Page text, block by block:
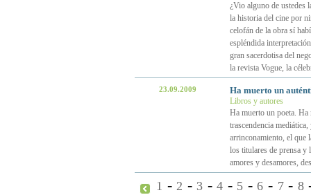
¿Vio alguno de ustedes
la historia del cine por
celofán de la obra sí
espléndida
gran sacerdotisa del
la revista Vogue, la
23.09.2009 Ha muerto un
Libros y autores
Ha muerto un poeta. Ha
trascendencia
arrinconamiento, el que
los titulares de prensa
amores y desamores,
1 -2 - 3 -4 - 5 -6 - 7- 8